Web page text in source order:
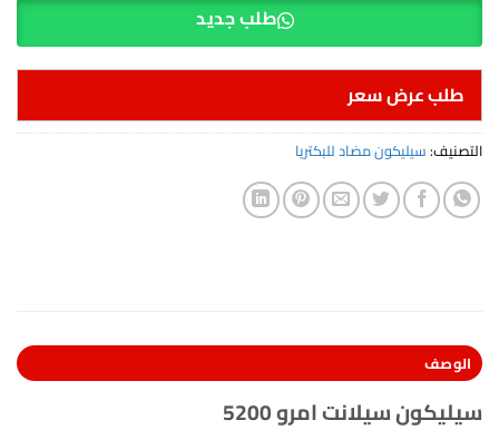
طلب جديد
طلب عرض سعر
التصنيف:سيليكون مضاد للبكتريا
الوصف
سيليكون سيلانت امرو 5200